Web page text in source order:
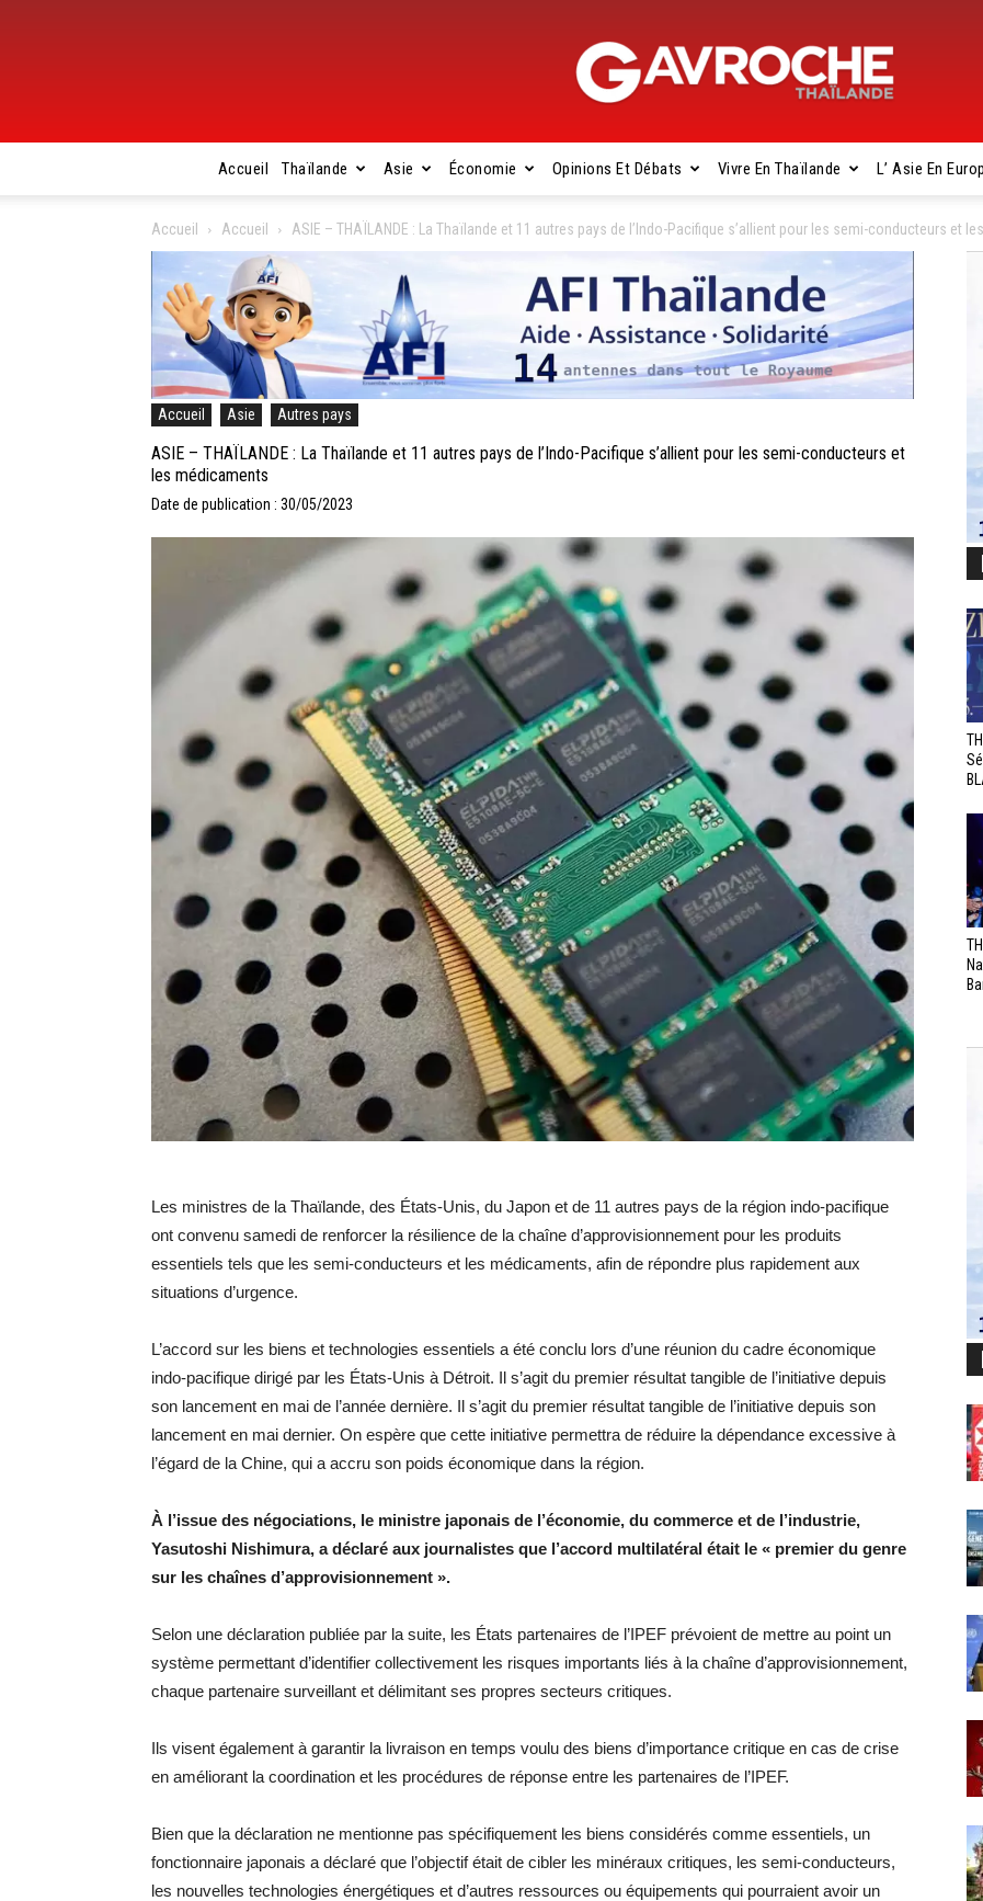
Gavroche
Thaïlande
Accueil Thaïlande Asie Économie Opinions Et Débats Vivre En Thaïlande L’ Asie En
Accueil Accueil ASIE – THAÏLANDE : La Thaïlande et 11 autres pays de l’Indo-Pacifique s’allient pour les semi-conducteurs et
Accueil Asie Autres pays
ASIE – THAÏLANDE : La Thaïlande et 11 autres pays de l’Indo-Pacifique s’allient pour les semi-conducteurs et
les médicaments
Date de publication : 30/05/2023
Les ministres de la Thaïlande, des États-Unis, du Japon et de 11 autres pays de la région indo-pacifique
ont convenu samedi de renforcer la résilience de la chaîne d’approvisionnement pour les produits
essentiels tels que les semi-conducteurs et les médicaments, afin de répondre plus rapidement aux
situations d’urgence.
L’accord sur les biens et technologies essentiels a été conclu lors d’une réunion du cadre économique
indo-pacifique dirigé par les États-Unis à Détroit. Il s’agit du premier résultat tangible de l’initiative depuis
son lancement en mai de l’année dernière. Il s’agit du premier résultat tangible de l’initiative depuis son
lancement en mai dernier. On espère que cette initiative permettra de réduire la dépendance excessive à
l’égard de la Chine, qui a accru son poids économique dans la région.
À l’issue des négociations, le ministre japonais de l’économie, du commerce et de l’industrie,
Yasutoshi Nishimura, a déclaré aux journalistes que l’accord multilatéral était le « premier du genre
sur les chaînes d’approvisionnement ».
Selon une déclaration publiée par la suite, les États partenaires de l’IPEF prévoient de mettre au point un
système permettant d’identifier collectivement les risques importants liés à la chaîne d’approvisionnement,
chaque partenaire surveillant et délimitant ses propres secteurs critiques.
Ils visent également à garantir la livraison en temps voulu des biens d’importance critique en cas de crise
en améliorant la coordination et les procédures de réponse entre les partenaires de l’IPEF.
Bien que la déclaration ne mentionne pas spécifiquement les biens considérés comme essentiels, un
fonctionnaire japonais a déclaré que l’objectif était de cibler les minéraux critiques, les semi-conducteurs,
les nouvelles technologies énergétiques et d’autres ressources ou équipements qui pourraient avoir un